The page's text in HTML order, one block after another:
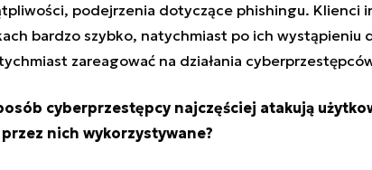
podejrzenia dotyczące phishingu. Klienci
bardzo szybko, natychmiast po ich wystąpieniu
zareagować na działania
cyberprzestępcy najczęściej atakują
nich wykorzystywane?